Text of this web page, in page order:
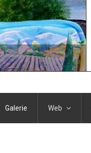
Galerie Web